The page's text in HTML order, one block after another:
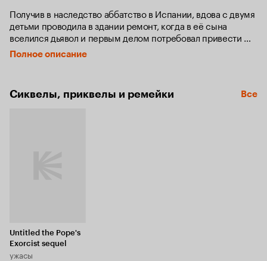
Получив в наследство аббатство в Испании, вдова с двумя
детьми проводила в здании ремонт, когда в её сына
вселился дьявол и первым делом потребовал привести
к нему священника. Знаменитый экзорцист Габриэль
Аморт по заданию Папы Римского отправляется спасать
Полное описание
Сиквелы, приквелы и ремейки Все
Untitled the Pope's
Exorcist sequel
ужасы